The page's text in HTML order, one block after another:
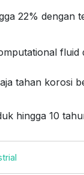
22% dengan
fluid
tahan korosi
hingga 10